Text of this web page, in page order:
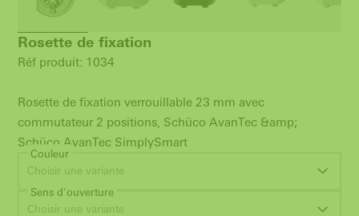
Rosette de fixation
Réf produit: 1034
Rosette de fixation verrouillable 23 mm avec
commutateur 2 positions, Schüco AvanTec &amp;
Schüco AvanTec SimplySmart
Couleur
Choisir une variante
Sens d'ouverture
Choisir une variante